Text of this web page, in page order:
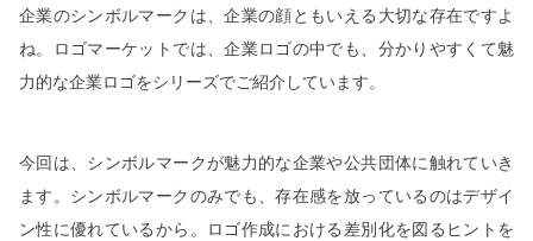
企業のシンボルマークは、企業の顔ともいえる大切な存在ですよ
ね。ロゴマーケットでは、企業ロゴの中でも、分かりやすくて魅
力的な企業ロゴをシリーズでご紹介しています。
今回は、シンボルマークが魅力的な企業や公共団体に触れていき
ます。シンボルマークのみでも、存在感を放っているのはデザイ
ン性に優れているから。ロゴ作成における差別化を図るヒントを